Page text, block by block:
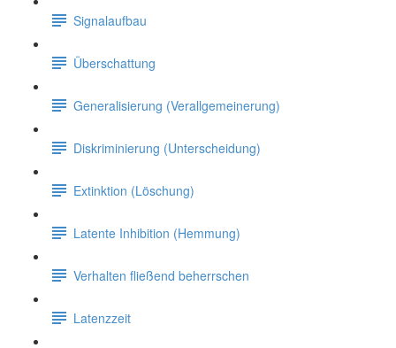
Signalaufbau
Überschattung
Generalisierung (Verallgemeinerung)
Diskriminierung (Unterscheidung)
Extinktion (Löschung)
Latente Inhibition (Hemmung)
Verhalten fließend beherrschen
Latenzzeit